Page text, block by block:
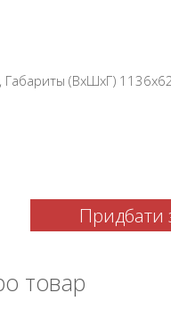
Габариты (ВхШхГ)
Придбати
товар